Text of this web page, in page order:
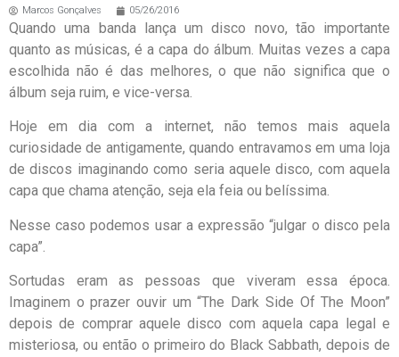
Marcos Gonçalves 05/26/2016
Quando uma banda lança um disco novo, tão importante
quanto as músicas, é a capa do álbum. Muitas vezes a capa
escolhida não é das melhores, o que não significa que o
álbum seja ruim, e vice-versa.
Hoje em dia com a internet, não temos mais aquela
curiosidade de antigamente, quando entravamos em uma loja
de discos imaginando como seria aquele disco, com aquela
capa que chama atenção, seja ela feia ou belíssima.
Nesse caso podemos usar a expressão “julgar o disco pela
capa”.
Sortudas eram as pessoas que viveram essa época.
Imaginem o prazer ouvir um “The Dark Side Of The Moon”
depois de comprar aquele disco com aquela capa legal e
misteriosa, ou então o primeiro do Black Sabbath, depois de